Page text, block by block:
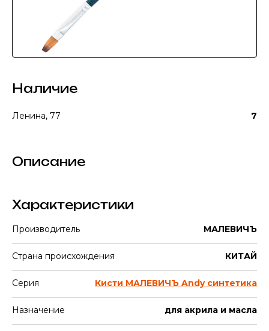
Наличие
Ленина, 77 7
Описание
Характеристики
Производитель МАЛЕВИЧЪ
Страна происхождения КИТАЙ
Серия Кисти МАЛЕВИЧЪ Andy синтетика
Назначение для акрила и масла